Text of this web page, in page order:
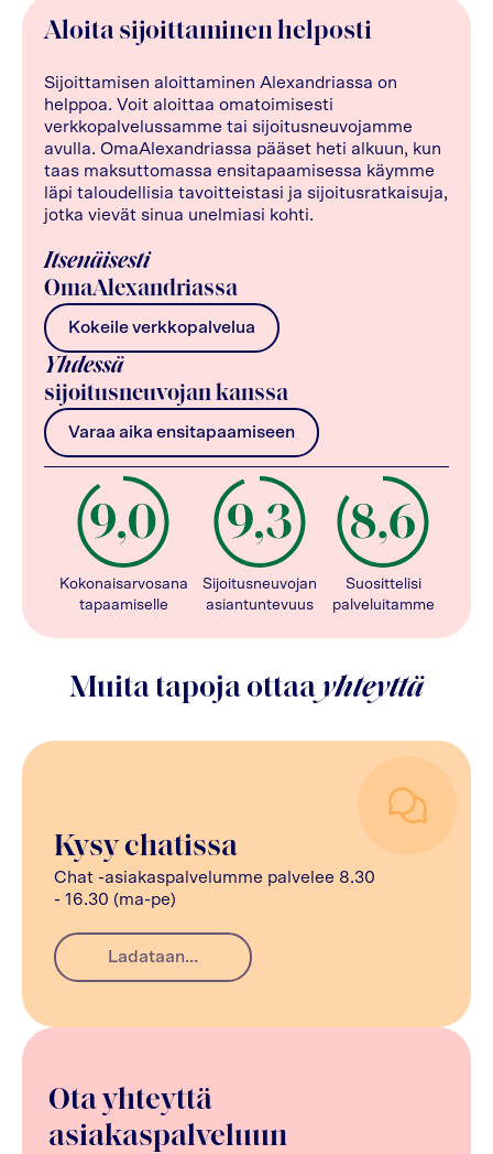
Aloita sijoittaminen helposti
Sijoittamisen aloittaminen Alexandriassa on
helppoa. Voit aloittaa omatoimisesti
verkkopalvelussamme tai sijoitusneuvojamme
avulla. OmaAlexandriassa pääset heti alkuun, kun
taas maksuttomassa ensitapaamisessa käymme
läpi taloudellisia tavoitteistasi ja sijoitusratkaisuja,
jotka vievät sinua unelmiasi kohti.
Itsenäisesti
OmaAlexandriassa
Kokeile verkkopalvelua
Yhdessä
sijoitusneuvojan kanssa
Varaa aika ensitapaamiseen
Kokonaisarvosana
tapaamiselle
Sijoitusneuvojan
asiantuntevuus
Suosittelisi
palveluitamme
Muita tapoja ottaayhteyttä
Ota yhteyttä
asiakaspalveluun
Kysy chatissa
Chat -asiakaspalvelumme palvelee 8.30
- 16.30 (ma-pe)
Ladataan...